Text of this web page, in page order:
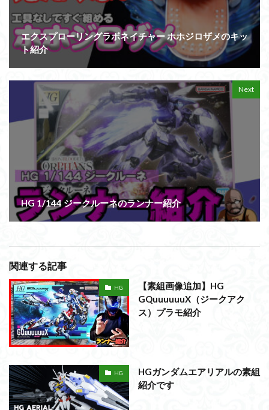
エクスプローリングラボネイチャー ホホジロザメのキッ
ト紹介
Next
HG 1/144 ジークルーネのランナー紹介
関連する記事
HG
【素組画像追加】HG
GQuuuuuuX（ジークアク
ス）プラモ紹介
HG
HGガンダムエアリアルの素組
紹介です